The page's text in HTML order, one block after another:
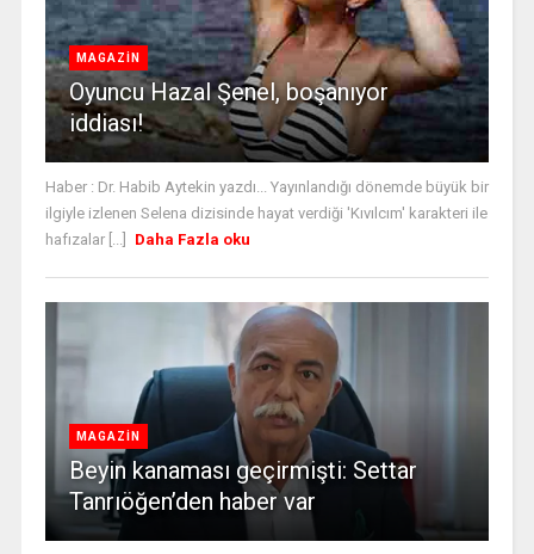
MAGAZİN
Oyuncu Hazal Şenel, boşanıyor
iddiası!
Haber : Dr. Habib Aytekin yazdı... Yayınlandığı dönemde büyük bir
ilgiyle izlenen Selena dizisinde hayat verdiği 'Kıvılcım' karakteri ile
hafızalar [...]
Daha Fazla oku
MAGAZİN
Beyin kanaması geçirmişti: Settar
Tanrıöğen’den haber var